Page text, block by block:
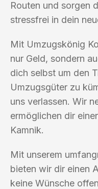
Routen und sorgen
stressfrei in dein
Mit Umzugskönig
nur Geld, sondern
dich selbst um den
Umzugsgüter zu
uns verlassen. Wir
ermöglichen dir
Kamnik.
Mit unserem
bieten wir dir einen
keine Wünsche